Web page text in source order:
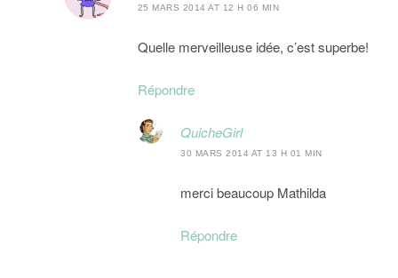
25 MARS 2014 AT 12 H 06 MIN
Quelle merveilleuse idée, c’est superbe!
Répondre
QuicheGirl
30 MARS 2014 AT 13 H 01 MIN
merci beaucoup Mathilda
Répondre